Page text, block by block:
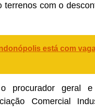
com o
está com
procurador geral e
Comercial